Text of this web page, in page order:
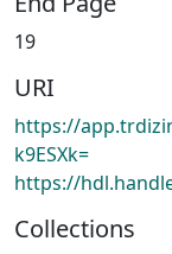
19
URI
https://
k9ESXk=
https://
Collections